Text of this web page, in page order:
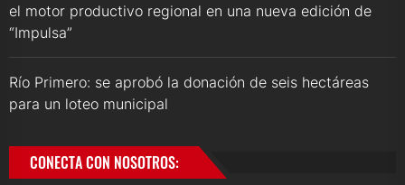
el motor productivo regional en una nueva edición de
“Impulsa”
Río Primero: se aprobó la donación de seis hectáreas
para un loteo municipal
CONECTA CON NOSOTROS: